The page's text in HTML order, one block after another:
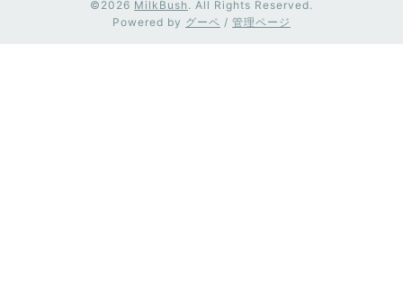
©2026 MilkBush . All Rights Reserved.
Powered by グーペ / 管理ページ